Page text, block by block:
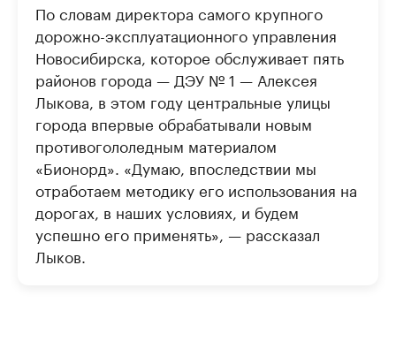
По словам директора самого крупного
дорожно-эксплуатационного управления
Новосибирска, которое обслуживает пять
районов города — ДЭУ № 1 — Алексея
Лыкова, в этом году центральные улицы
города впервые обрабатывали новым
противогололедным материалом
«Бионорд». «Думаю, впоследствии мы
отработаем методику его использования на
дорогах, в наших условиях, и будем
успешно его применять», — рассказал
Лыков.